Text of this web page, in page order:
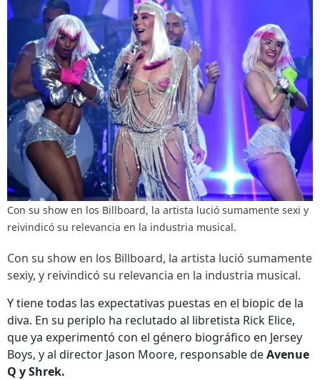
Con su show en los Billboard, la artista lució sumamente sexi y
reivindicó su relevancia en la industria musical.
Con su show en los Billboard, la artista lució sumamente
sexiy, y reivindicó su relevancia en la industria musical.
Y tiene todas las expectativas puestas en el biopic de la
diva. En su periplo ha reclutado al libretista Rick Elice,
que ya experimentó con el género biográfico en Jersey
Boys, y al director Jason Moore, responsable deAvenue
Q y Shrek.